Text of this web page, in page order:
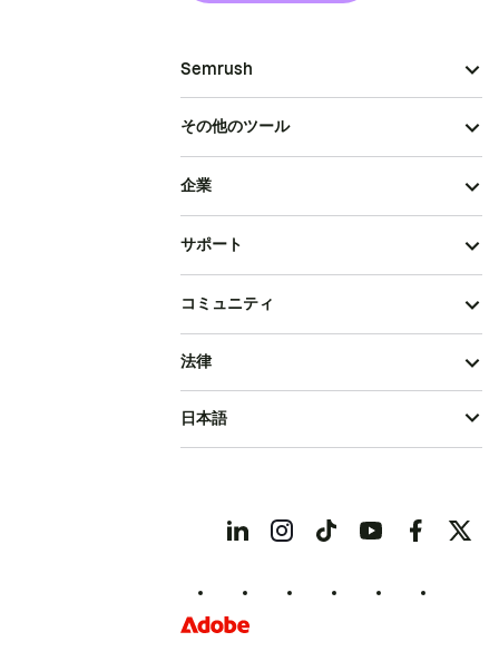
Semrush
その他のツール
企業
サポート
コミュニティ
法律
日本語